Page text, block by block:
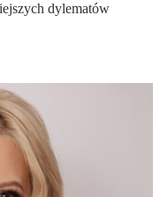
dylematów